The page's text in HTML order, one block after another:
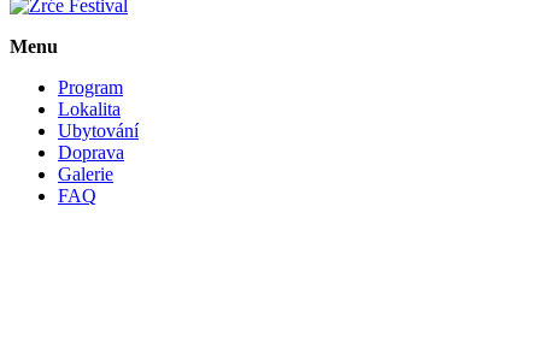
Menu
Program
Lokalita
Ubytování
Doprava
Galerie
FAQ